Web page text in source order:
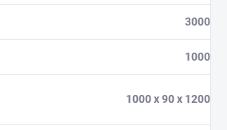
3000
1000
1000 x 90 x 1200